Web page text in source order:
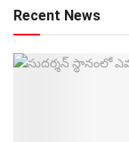
Recent News